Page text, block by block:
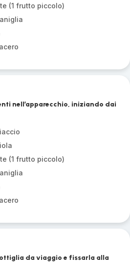
(1 frutto piccolo)
nell’apparecchio, iniziando dai
(1 frutto piccolo)
da viaggio e fissarla alla